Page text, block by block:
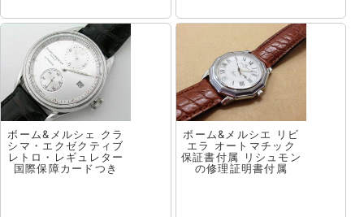
ボーム&メルシェ クラ
シマ・エクゼクティブ
レトロ・レギュレター
国際保障カードつき
ボーム&メルシエ リビ
エラ オートマチック
保証書付属 リシュモン
の修理証明書付属